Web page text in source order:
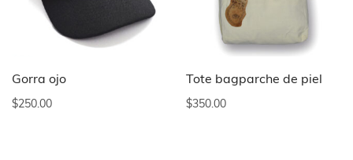
Gorra ojo
$250.00
Tote bagparche de piel
$350.00